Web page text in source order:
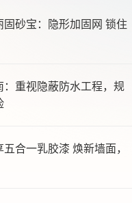
固砂宝：隐形加固网 锁住
：重视隐蔽防水工程，规
合一乳胶漆 焕新墙面，